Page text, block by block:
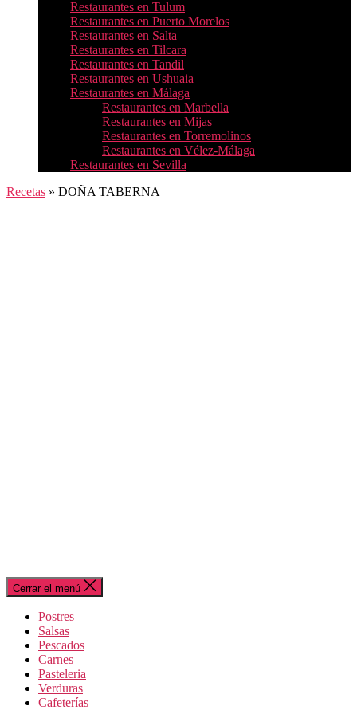
Restaurantes en Tulum
Restaurantes en Puerto Morelos
Restaurantes en Salta
Restaurantes en Tilcara
Restaurantes en Tandil
Restaurantes en Ushuaia
Restaurantes en Málaga
Restaurantes en Marbella
Restaurantes en Mijas
Restaurantes en Torremolinos
Restaurantes en Vélez-Málaga
Restaurantes en Sevilla
Recetas » DOÑA TABERNA
Cerrar el menú
Postres
Salsas
Pescados
Carnes
Pasteleria
Verduras
Cafeterías